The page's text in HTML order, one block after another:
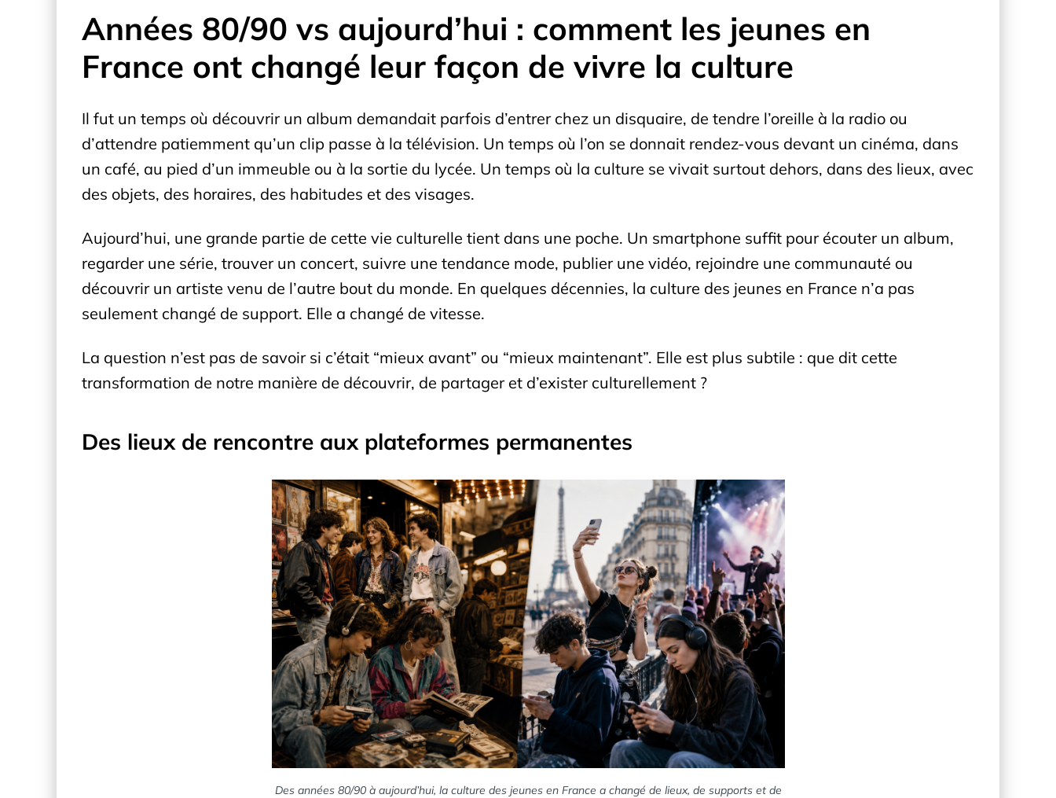
Années 80/90 vs aujourd’hui : comment les jeunes en
France ont changé leur façon de vivre la culture
Il fut un temps où découvrir un album demandait parfois d’entrer chez un disquaire, de tendre l’oreille à la radio ou
d’attendre patiemment qu’un clip passe à la télévision. Un temps où l’on se donnait rendez-vous devant un cinéma, dans
un café, au pied d’un immeuble ou à la sortie du lycée. Un temps où la culture se vivait surtout dehors, dans des lieux, avec
des objets, des horaires, des habitudes et des visages.
Aujourd’hui, une grande partie de cette vie culturelle tient dans une poche. Un smartphone suffit pour écouter un album,
regarder une série, trouver un concert, suivre une tendance mode, publier une vidéo, rejoindre une communauté ou
découvrir un artiste venu de l’autre bout du monde. En quelques décennies, la culture des jeunes en France n’a pas
seulement changé de support. Elle a changé de vitesse.
La question n’est pas de savoir si c’était “mieux avant” ou “mieux maintenant”. Elle est plus subtile : que dit cette
transformation de notre manière de découvrir, de partager et d’exister culturellement ?
Des lieux de rencontre aux plateformes permanentes
Des années 80/90 à aujourd’hui, la culture des jeunes en France a changé de lieux, de supports et de